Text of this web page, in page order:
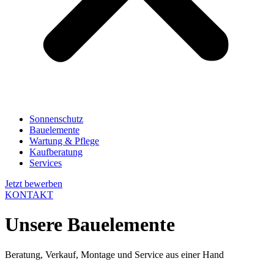
Sonnenschutz
Bauelemente
Wartung & Pflege
Kaufberatung
Services
Jetzt bewerben
KONTAKT
Unsere Bauelemente
Beratung, Verkauf, Montage und Service aus einer Hand